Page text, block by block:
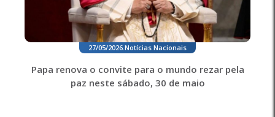
27/05/2026 Notícias Nacionais
Papa renova o convite para o mundo rezar pela
paz neste sábado, 30 de maio